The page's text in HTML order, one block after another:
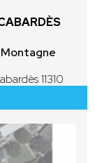
11310